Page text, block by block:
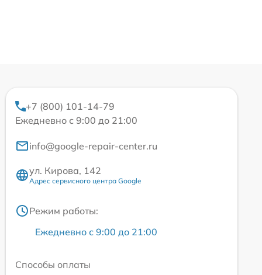
+7 (800) 101-14-79
Ежедневно с 9:00 до 21:00
info@google-repair-center.ru
ул. Кирова, 142
Адрес сервисного центра Google
Режим работы:
Ежедневно с 9:00 до 21:00
Способы оплаты